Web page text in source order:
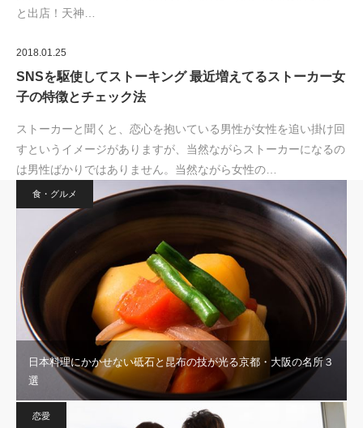
と出店！天神…
2018.01.25
SNSを駆使してストーキング 最近増えてるストーカー女
子の特徴とチェック法
ストーカーと聞くと、恋心を抱いている男性が女性を追い掛け回
すというイメージがありますが、当然ながらストーカーになるの
は男性ばかりではありません。当然ながら女性の…
食・グルメ
日本料理にかかせない砥石と昆布の技が光る京都・大阪の名所３
選
恋愛